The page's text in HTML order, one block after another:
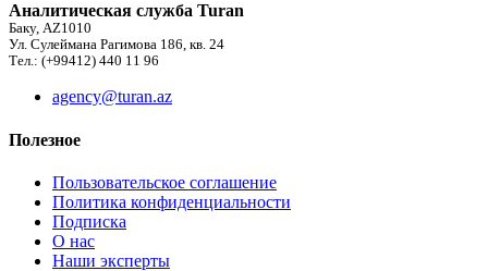
Аналитическая служба Turan
Баку, AZ1010
Ул. Сулеймана Рагимова 186, кв. 24
Тел.: (+99412) 440 11 96
agency@turan.az
Полезное
Пользовательское соглашение
Политика конфиденциальности
Подписка
О нас
Наши эксперты